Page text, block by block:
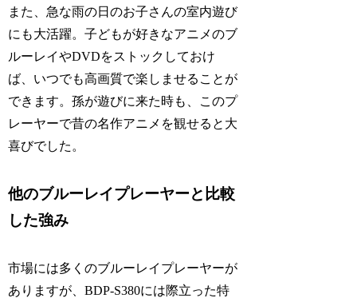
また、急な雨の日のお子さんの室内遊び
にも大活躍。子どもが好きなアニメのブ
ルーレイやDVDをストックしておけ
ば、いつでも高画質で楽しませることが
できます。孫が遊びに来た時も、このプ
レーヤーで昔の名作アニメを観せると大
喜びでした。
他のブルーレイプレーヤーと比較
した強み
市場には多くのブルーレイプレーヤーが
ありますが、BDP-S380には際立った特